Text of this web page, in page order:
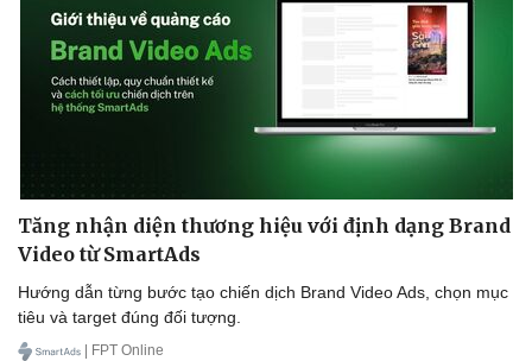
Doanh nghiệp
Thông tin doanh nghiệp
Doanh nghiệp 24h
Doanh nhân
Trải nghiệm
Chuyển đổi số
Tăng nhận diện thương hiệu với định dạng Brand
Video từ SmartAds
Hướng dẫn từng bước tạo chiến dịch Brand Video Ads, chọn mục
tiêu và target đúng đối tượng.
| FPT Online